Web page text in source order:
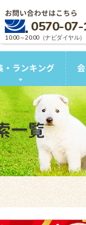
お問い合わせはこちら
0570-07-
10:00～20:00（ナビダイヤル）
・ランキング
一覧